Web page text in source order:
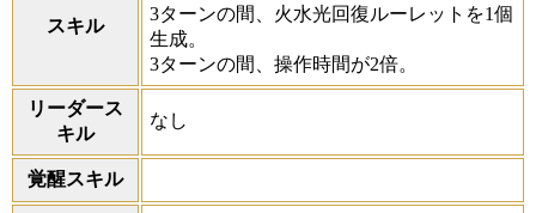
スキル
3ターンの間、火水光回復ルーレットを1個
生成。
3ターンの間、操作時間が2倍。
リーダース
キル
なし
覚醒スキル